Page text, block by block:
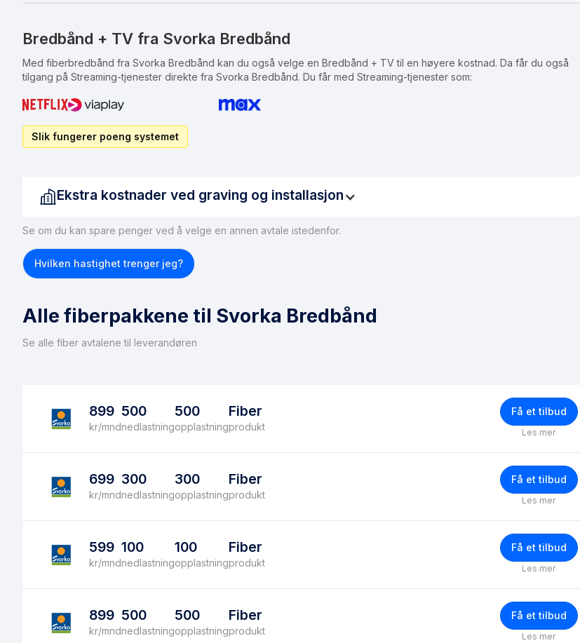
Bredbånd + TV fra Svorka Bredbånd
Med fiberbredbånd fra Svorka Bredbånd kan du også velge en Bredbånd + TV til en høyere kostnad. Da får du også
tilgang på Streaming-tjenester direkte fra Svorka Bredbånd. Du får med Streaming-tjenester som:
Slik fungerer poeng systemet
Ekstra kostnader ved graving og installasjon
fiberforbindelse til boligen, kan du forvente gravekostnader på mellom 15 000 og 30 000 kroner. Det er viktig å
merke seg at ikke alle boliger er egnet for fiberinstallasjon. Hvis du befinner deg i en situasjon der fiber ikke kan
Se om du kan spare penger ved å velge en annen avtale istedenfor.
Hvilken hastighet trenger jeg?
Alle fiberpakkene til Svorka Bredbånd
Se alle fiber avtalene til leverandøren
899
kr/mnd
500
nedlastning
500
opplastning
Fiber
produkt
Få et tilbud
Les mer
699
kr/mnd
300
nedlastning
300
opplastning
Fiber
produkt
Få et tilbud
Les mer
599
kr/mnd
100
nedlastning
100
opplastning
Fiber
produkt
Få et tilbud
Les mer
899
kr/mnd
500
nedlastning
500
opplastning
Fiber
produkt
Få et tilbud
Les mer